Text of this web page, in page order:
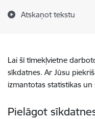
Atskaņot tekstu
Lai šī tīmekļvietne
sīkdatnes. Ar Jūsu
izmantotas statistikas
Pielāgot